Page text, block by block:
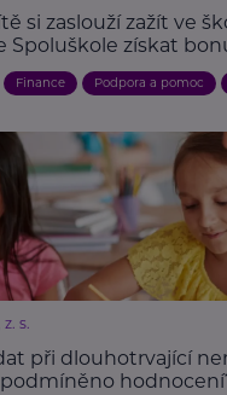
si zaslouží zažít ve
Spoluškole získat
Finance Podpora a pomoc
s.
při dlouhotrvající